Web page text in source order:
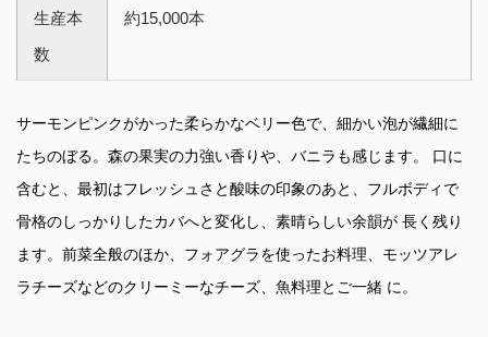
生産本
数
約15,000本
サーモンピンクがかった柔らかなベリー色で、細かい泡が繊細に
たちのぼる。森の果実の力強い香りや、バニラも感じます。 口に
含むと、最初はフレッシュさと酸味の印象のあと、フルボディで
骨格のしっかりしたカバへと変化し、素晴らしい余韻が 長く残り
ます。前菜全般のほか、フォアグラを使ったお料理、モッツアレ
ラチーズなどのクリーミーなチーズ、魚料理とご一緒 に。